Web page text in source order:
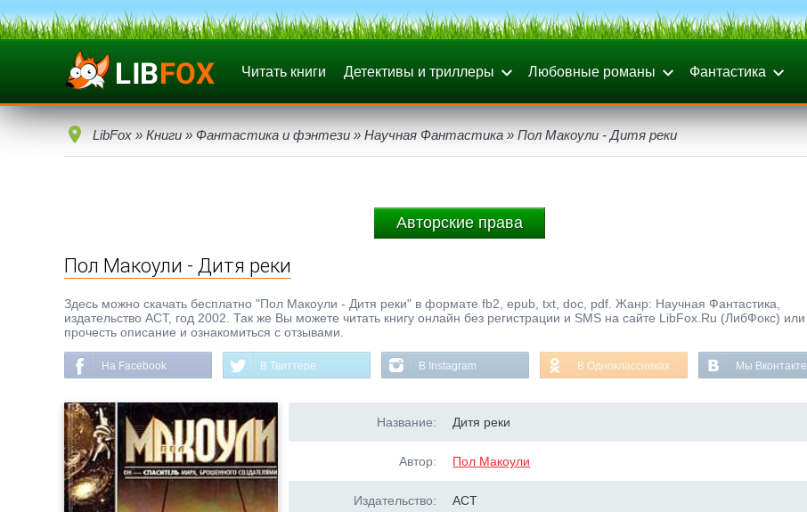
Читать книги Детективы и триллеры Любовные романы Фантастика
LibFox » Книги » Фантастика и фэнтези » Научная Фантастика » Пол Макоули - Дитя реки
Авторские права
Пол Макоули - Дитя реки
Здесь можно скачать бесплатно "Пол Макоули - Дитя реки" в формате fb2, epub, txt, doc, pdf. Жанр: Научная Фантастика,
издательство АСТ, год 2002. Так же Вы можете читать книгу онлайн без регистрации и SMS на сайте LibFox.Ru (ЛибФокс) или
прочесть описание и ознакомиться с отзывами.
На Facebook В Твиттере В Instagram В Одноклассниках Мы Вконтакте
Название: Дитя реки
Автор: Пол Макоули
Издательство: АСТ